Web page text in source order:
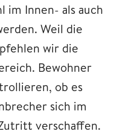
im Innen- als auch
Weil die
wir die
Bewohner
ob es
sich im
verschaffen.